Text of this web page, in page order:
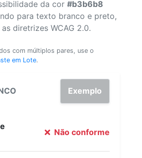
da cor #b3b6b8
para texto branco e preto,
diretrizes WCAG 2.0.
com múltiplos pares, use o
em Lote.
Exemplo
Não conforme